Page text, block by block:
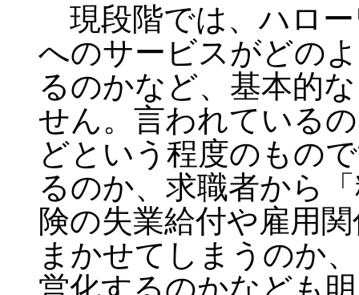
現段階では、ハロ
へのサービスがどの
るのかなど、基本的
せん。言われている
どという程度のもの
るのか、求職者から
険の失業給付や雇用
まかせてしまうのか
営化するのかなども